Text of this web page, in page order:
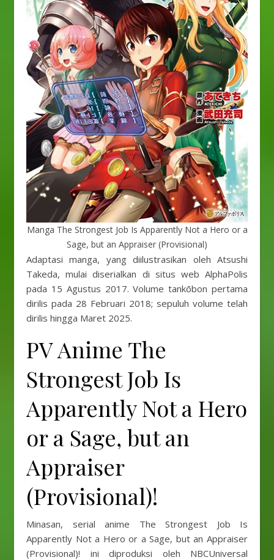
Manga The Strongest Job Is Apparently Not a Hero or a
Sage, but an Appraiser (Provisional)
Adaptasi manga, yang diilustrasikan oleh Atsushi
Takeda, mulai diserialkan di situs web AlphaPolis
pada 15 Agustus 2017. Volume tankōbon pertama
dirilis pada 28 Februari 2018; sepuluh volume telah
dirilis hingga Maret 2025.
PV Anime The
Strongest Job Is
Apparently Not a Hero
or a Sage, but an
Appraiser
(Provisional)!
Minasan, serial anime The Strongest Job Is
Apparently Not a Hero or a Sage, but an Appraiser
(Provisional)! ini diproduksi oleh NBCUniversal